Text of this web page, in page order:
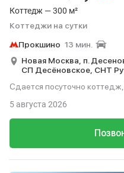
Коттедж — 300 м²
Коттеджи на сутки
Прокшино 13 мин.
Новая Москва, п.
СП Десёновское, СНТ
Сдается посуточно
5 августа 2026